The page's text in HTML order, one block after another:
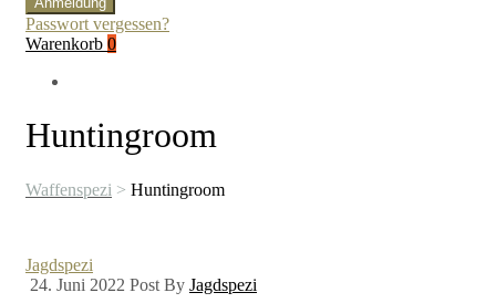
Passwort vergessen?
Warenkorb 0
Huntingroom
Waffenspezi > Huntingroom
Kategorien
Jagdspezi
24. Juni 2022 Post By Jagdspezi